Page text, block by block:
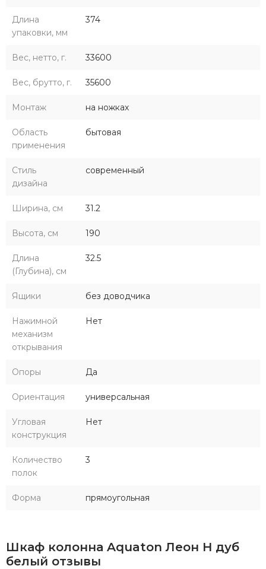
Длина
упаковки, мм
374
Вес, нетто, г. 33600
Вес, брутто, г. 35600
Монтаж на ножках
Область
применения
бытовая
Стиль
дизайна
современный
Ширина, см 31.2
Высота, см 190
Длина
(Глубина), см
32.5
Ящики без доводчика
Нажимной
механизм
открывания
Нет
Опоры Да
Ориентация универсальная
Угловая
конструкция
Нет
Количество
полок
3
Форма прямоугольная
Шкаф колонна Aquaton Леон Н дуб
белый отзывы